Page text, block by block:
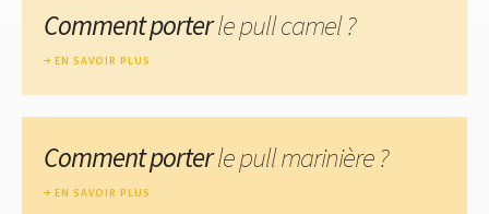
Comment porterle pull camel ?
EN SAVOIR PLUS
Comment porterle pull marinière ?
EN SAVOIR PLUS